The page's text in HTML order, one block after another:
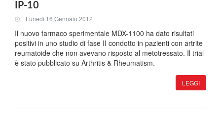
IP-10
Lunedi 16 Gennaio 2012
Il nuovo farmaco sperimentale MDX-1100 ha dato risultati
positivi in uno studio di fase II condotto in pazienti con artrite
reumatoide che non avevano risposto al metotressato. Il trial
è stato pubblicato su Arthritis & Rheumatism.
LEGGI